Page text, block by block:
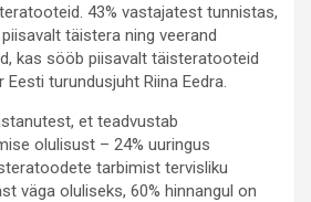
43% vastajatest tunnistas,
täistera ning veerand
kas sööb piisavalt täisteratooteid
Eesti turundusjuht Riina Eedra.
et teadvustab
olulisust – 24% uuringus
tarbimist tervisliku
väga oluliseks, 60% hinnangul on